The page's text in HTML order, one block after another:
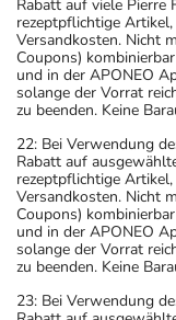
während der
vollständig
Bitte verwenden
dem auf der
angegebenen
sich auf den letzten
Rabatt auf viele Pierre
rezeptpflichtige
Versandkosten. Nicht
Coupons)
und in der APONEO
solange der Vorrat
zu beenden. Keine
22: Bei Verwendung
Rabatt auf
rezeptpflichtige
Versandkosten. Nicht
Coupons)
und in der APONEO
solange der Vorrat
zu beenden. Keine
23: Bei Verwendung